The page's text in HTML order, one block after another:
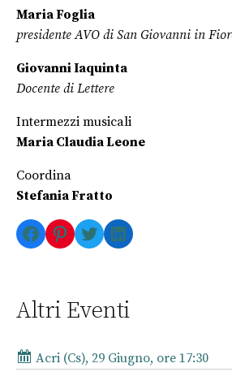
Maria Foglia
presidente AVO di San Giovanni in
Giovanni Iaquinta
Docente di Lettere
Intermezzi musicali
Maria Claudia Leone
Coordina
Stefania Fratto
Facebook
Pinterest
TwitterLinkedIn
Altri Eventi
Acri (Cs), 29 Giugno, ore 17:30